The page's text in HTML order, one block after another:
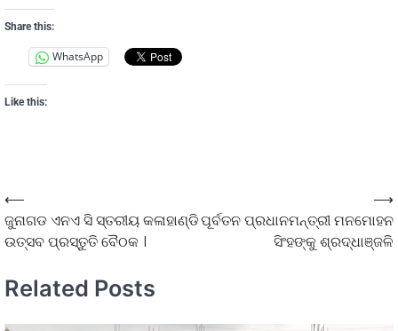
Share this:
WhatsApp
Like this:
⟵
ଜୁନାଗଡ ଏନଏ ସି ସ୍ତରୀୟ କଳାହାଣ୍ଡି
ଉତ୍ସବ ପ୍ରସ୍ତୁତି ବୈଠକ ।
ପୂର୍ବତନ ପ୍ରଧାନମନ୍ତ୍ରୀ ମନମୋହନ
ସିଂହଙ୍କୁ ଶ୍ରଦ୍ଧାଞ୍ଜଳି
⟶
Related Posts